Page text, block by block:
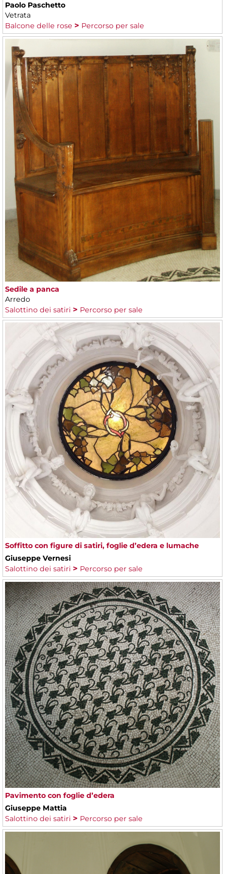
Paolo Paschetto
Vetrata
Balcone delle rose
Percorso per sale
Sedile a panca
Arredo
Salottino dei satiri
Percorso per sale
Soffitto con figure di satiri, foglie d’edera e lumache
Giuseppe Vernesi
Salottino dei satiri
Percorso per sale
Pavimento con foglie d’edera
Giuseppe Mattia
Salottino dei satiri
Percorso per sale